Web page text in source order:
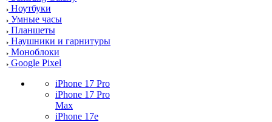
Ноутбуки
Умные часы
Планшеты
Наушники и гарнитуры
Моноблоки
Google Pixel
iPhone 17 Pro
iPhone 17 Pro
Max
iPhone 17e